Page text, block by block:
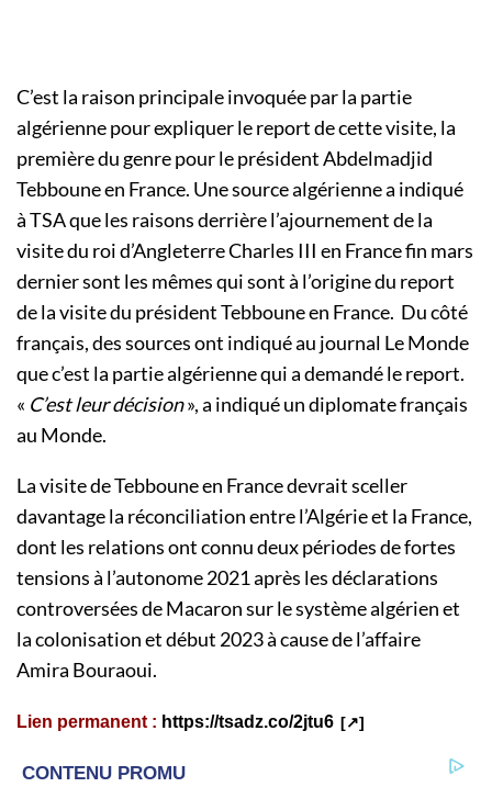
C’est la raison principale invoquée par la partie
algérienne pour expliquer le report de cette visite, la
première du genre pour le président Abdelmadjid
Tebboune en France. Une source algérienne a indiqué
à TSA que les raisons derrière l’ajournement de la
visite du roi d’Angleterre Charles III en France fin mars
dernier sont les mêmes qui sont à l’origine du report
de la visite du président Tebboune en France. Du côté
français, des sources ont indiqué au journal Le Monde
que c’est la partie algérienne qui a demandé le report.
« C’est leur décision», a indiqué un diplomate français
au Monde.
La visite de Tebboune en France devrait sceller
davantage la réconciliation entre l’Algérie et la France,
dont les relations ont connu deux périodes de fortes
tensions à l’autonome 2021 après les déclarations
controversées de Macaron sur le système algérien et
la colonisation et début 2023 à cause de l’affaire
Amira Bouraoui.
Lien permanent : https://tsadz.co/2jtu6